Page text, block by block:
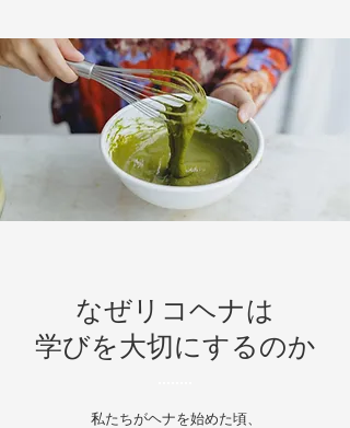
なぜリコヘナは
​学びを大切にするのか
私たちがヘナを始めた頃、